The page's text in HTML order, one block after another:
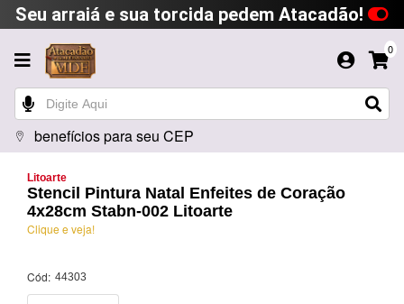
Seu arraiá e sua torcida pedem Atacadão!
0
benefícios para seu CEP
Litoarte
Stencil Pintura Natal Enfeites de Coração
4x28cm Stabn-002 Litoarte
Clique e veja!
Cód: 44303